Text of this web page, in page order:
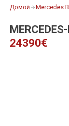
Домой Mercedes
24390€